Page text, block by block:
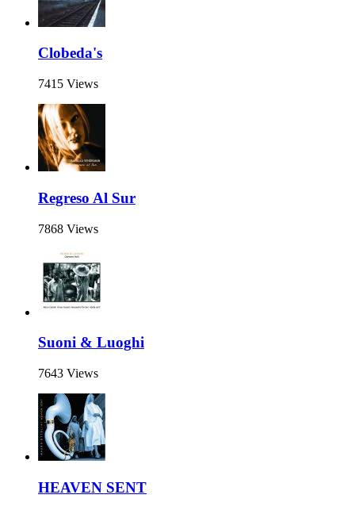
Clobeda's
7415 Views
Regreso Al Sur
7868 Views
Suoni & Luoghi
7643 Views
HEAVEN SENT